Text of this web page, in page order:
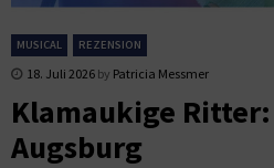
MUSICAL REZENSION
18. Juli 2026 by Patricia Messmer
Klamaukige
Augsburg